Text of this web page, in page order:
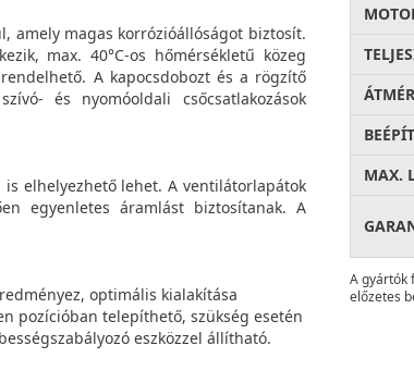
amely magas korrózióállóságot biztosít.
max. 40°C-os hőmérsékletű közeg
A kapocsdobozt és a rögzítő
és nyomóoldali csőcsatlakozások
elhelyezhető lehet. A ventilátorlapátok
egyenletes áramlást biztosítanak. A
optimális kialakítása
pozícióban telepíthető, szükség esetén
eszközzel állítható.
MAX.
A gyártók
előzetes